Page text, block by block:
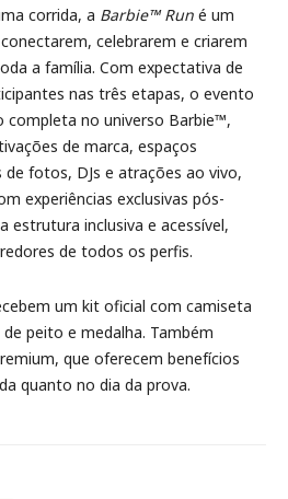
corrida, a Barbie™ Run é um
celebrarem e criarem
a família. Com expectativa de
nas três etapas, o evento
completa no universo Barbie™,
de marca, espaços
fotos, DJs e atrações ao vivo,
experiências exclusivas pós-
estrutura inclusiva e acessível,
de todos os perfis.
um kit oficial com camiseta
peito e medalha. Também
que oferecem benefícios
quanto no dia da prova.